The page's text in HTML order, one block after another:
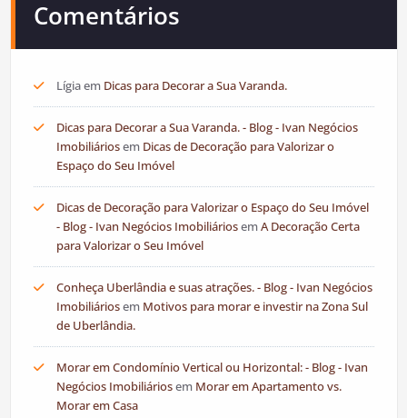
Comentários
Lígiaem Dicas para Decorar a Sua Varanda.
Dicas para Decorar a Sua Varanda. - Blog - Ivan Negócios
Imobiliáriosem Dicas de Decoração para Valorizar o
Espaço do Seu Imóvel
Dicas de Decoração para Valorizar o Espaço do Seu Imóvel
- Blog - Ivan Negócios ImobiliáriosemA Decoração Certa
para Valorizar o Seu Imóvel
Conheça Uberlândia e suas atrações. - Blog - Ivan Negócios
Imobiliáriosem Motivos para morar e investir na Zona Sul
de Uberlândia.
Morar em Condomínio Vertical ou Horizontal: - Blog - Ivan
Negócios Imobiliáriosem Morar em Apartamento vs.
Morar em Casa